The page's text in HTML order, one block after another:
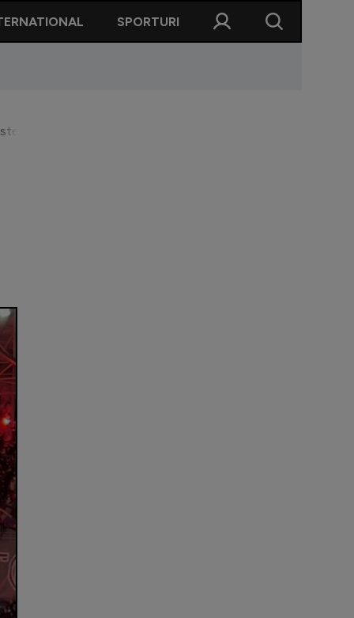
SPORTURI
formei de organizare. Când ar putea promova